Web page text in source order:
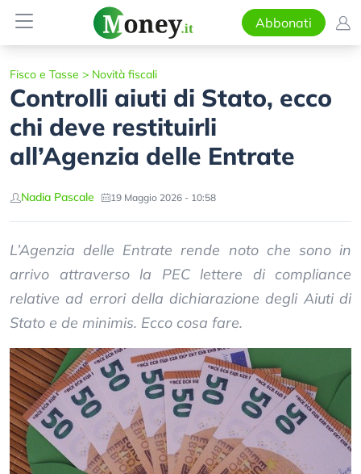
Abbonati
Fisco e Tasse > Novità fiscali
Controlli aiuti di Stato, ecco
chi deve restituirli
all’Agenzia delle Entrate
Nadia Pascale 19 Maggio 2026 - 10:58
L’Agenzia delle Entrate rende noto che sono in
arrivo attraverso la PEC lettere di compliance
relative ad errori della dichiarazione degli Aiuti di
Stato e de minimis. Ecco cosa fare.